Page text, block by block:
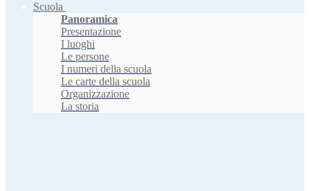
Scuola
Panoramica
Presentazione
I luoghi
Le persone
I numeri della scuola
Le carte della scuola
Organizzazione
La storia